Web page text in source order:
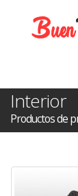
Interior
Productos de